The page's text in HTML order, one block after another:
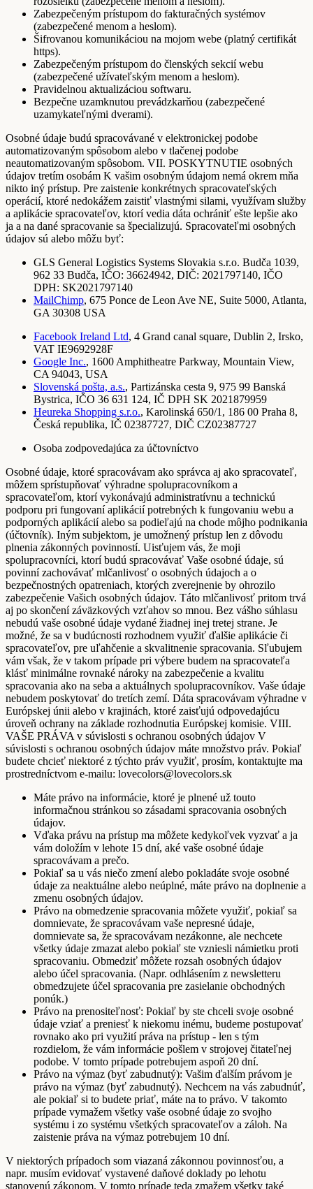
Zabezpečeným prístupom do fakturačných systémov
(zabezpečené menom a heslom).
Šifrovanou komunikáciou na mojom webe (platný certifikát
https).
Zabezpečeným prístupom do členských sekcií webu
(zabezpečené užívateľským menom a heslom).
Pravidelnou aktualizáciou softwaru.
Bezpečne uzamknutou prevádzkarňou (zabezpečené
uzamykateľnými dverami).
Osobné údaje budú spracovávané v elektronickej podobe
automatizovaným spôsobom alebo v tlačenej podobe
neautomatizovaným spôsobom. VII. POSKYTNUTIE osobných
údajov tretím osobám K vašim osobným údajom nemá okrem mňa
nikto iný prístup. Pre zaistenie konkrétnych spracovateľských
operácií, ktoré nedokážem zaistiť vlastnými silami, využívam služby
a aplikácie spracovateľov, ktorí vedia dáta ochrániť ešte lepšie ako
ja a na dané spracovanie sa špecializujú. Spracovateľmi osobných
údajov sú alebo môžu byť:
GLS General Logistics Systems Slovakia s.r.o. Budča 1039,
962 33 Budča, IČO: 36624942, DIČ: 2021797140, IČO
DPH: SK2021797140
MailChimp, 675 Ponce de Leon Ave NE, Suite 5000, Atlanta,
GA 30308 USA
Facebook Ireland Ltd, 4 Grand canal square, Dublin 2, Irsko,
VAT IE9692928F
Google Inc., 1600 Amphitheatre Parkway, Mountain View,
CA 94043, USA
Slovenská pošta, a.s., Partizánska cesta 9, 975 99 Banská
Bystrica, IČO 36 631 124, IČ DPH SK 2021879959
Heureka Shopping s.r.o., Karolinská 650/1, 186 00 Praha 8,
Česká republika, IČ 02387727, DIČ CZ02387727
Osoba zodpovedajúca za účtovníctvo
Osobné údaje, ktoré spracovávam ako správca aj ako spracovateľ,
môžem sprístupňovať výhradne spolupracovníkom a
spracovateľom, ktorí vykonávajú administratívnu a technickú
podporu pri fungovaní aplikácií potrebných k fungovaniu webu a
podporných aplikácií alebo sa podieľajú na chode môjho podnikania
(účtovník). Iným subjektom, je umožnený prístup len z dôvodu
plnenia zákonných povinností. Uisťujem vás, že moji
spolupracovníci, ktorí budú spracovávať Vaše osobné údaje, sú
povinní zachovávať mlčanlivosť o osobných údajoch a o
bezpečnostných opatreniach, ktorých zverejnenie by ohrozilo
zabezpečenie Vašich osobných údajov. Táto mlčanlivosť pritom trvá
aj po skončení záväzkových vzťahov so mnou. Bez vášho súhlasu
nebudú vaše osobné údaje vydané žiadnej inej tretej strane. Je
možné, že sa v budúcnosti rozhodnem využiť ďalšie aplikácie či
spracovateľov, pre uľahčenie a skvalitnenie spracovania. Sľubujem
vám však, že v takom prípade pri výbere budem na spracovateľa
klásť minimálne rovnaké nároky na zabezpečenie a kvalitu
spracovania ako na seba a aktuálnych spolupracovníkov. Vaše údaje
nebudem poskytovať do tretích zemí. Dáta spracovávam výhradne v
Európskej únii alebo v krajinách, ktoré zaisťujú odpovedajúcu
úroveň ochrany na základe rozhodnutia Európskej komisie. VIII.
VAŠE PRÁVA v súvislosti s ochranou osobných údajov V
súvislosti s ochranou osobných údajov máte množstvo práv. Pokiaľ
budete chcieť niektoré z týchto práv využiť, prosím, kontaktujte ma
prostredníctvom e-mailu: lovecolors@lovecolors.sk
Máte právo na informácie, ktoré je plnené už touto
informačnou stránkou so zásadami spracovania osobných
údajov.
Vďaka právu na prístup ma môžete kedykoľvek vyzvať a ja
vám doložím v lehote 15 dní, aké vaše osobné údaje
spracovávam a prečo.
Pokiaľ sa u vás niečo zmení alebo pokladáte svoje osobné
údaje za neaktuálne alebo neúplné, máte právo na doplnenie a
zmenu osobných údajov.
Právo na obmedzenie spracovania môžete využiť, pokiaľ sa
domnievate, že spracovávam vaše nepresné údaje,
domnievate sa, že spracovávam nezákonne, ale nechcete
všetky údaje zmazat alebo pokiaľ ste vzniesli námietku proti
spracovaniu. Obmedziť môžete rozsah osobných údajov
alebo účel spracovania. (Napr. odhlásením z newsletteru
obmedzujete účel spracovania pre zasielanie obchodných
ponúk.)
Právo na prenositeľnosť: Pokiaľ by ste chceli svoje osobné
údaje vziať a preniesť k niekomu inému, budeme postupovať
rovnako ako pri využití práva na prístup - len s tým
rozdielom, že vám informácie pošlem v strojovej čitateľnej
podobe. V tomto prípade potrebujem aspoň 20 dní.
Právo na výmaz (byť zabudnutý): Vašim ďalším právom je
právo na výmaz (byť zabudnutý). Nechcem na vás zabudnúť,
ale pokiaľ si to budete priať, máte na to právo. V takomto
prípade vymažem všetky vaše osobné údaje zo svojho
systému i zo systému všetkých spracovateľov a záloh. Na
zaistenie práva na výmaz potrebujem 10 dní.
V niektorých prípadoch som viazaná zákonnou povinnosťou, a
napr. musím evidovať vystavené daňové doklady po lehotu
stanovenú zákonom. V tomto prípade teda zmažem všetky také